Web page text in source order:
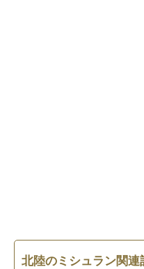
北陸のミシュラン関連